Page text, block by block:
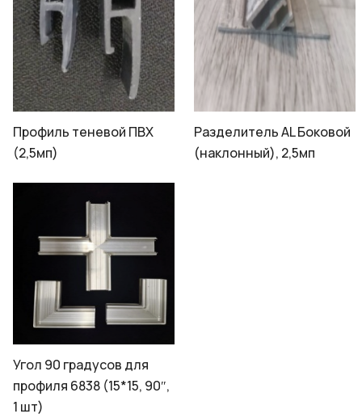
Профиль теневой ПВХ
(2,5мп)
Разделитель АL Боковой
(наклонный), 2,5мп
Угол 90 градусов для
профиля 6838 (15*15, 90″,
1 шт)